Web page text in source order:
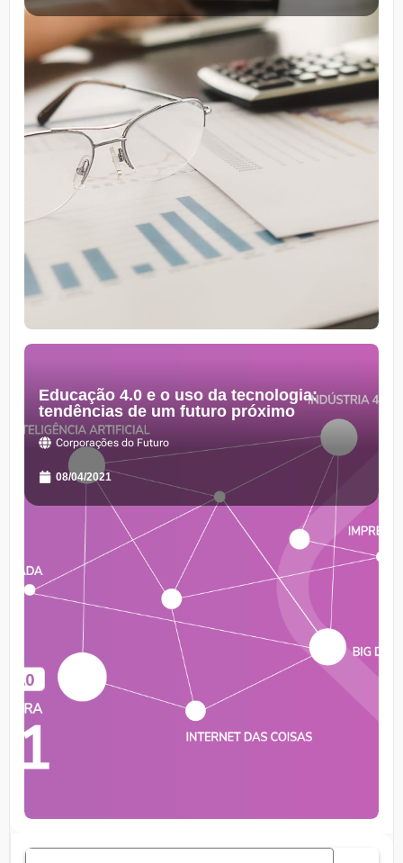
Educação 4.0 e o uso da tecnologia:
tendências de um futuro próximo
Corporações do Futuro
08/04/2021